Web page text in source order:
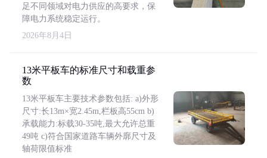
足不同领域对电力供应的高要求，保
障电力系统稳定运行。
2026年8月4日
13米平板车的标准尺寸和载重参
数
13米平板车主要技术参数包括: a)外形
尺寸:长13m×宽2.45m,栏板高55cm b)
承载能力:标载30-35吨,最大允许总重
49吨 c)符合国家道路车辆外廓尺寸及
轴荷限值标准